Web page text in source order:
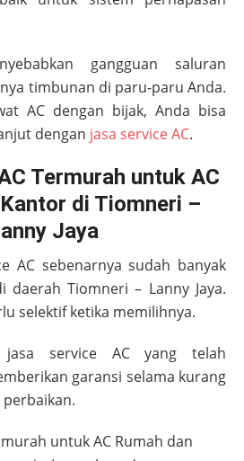
gangguan saluran
timbunan di paru-paru Anda.
AC dengan bijak, Anda bisa
dengan jasa service AC.
Termurah untuk AC
di Tiomneri –
Jaya
AC sebenarnya sudah banyak
daerahTiomneri – Lanny Jaya.
selektif ketika memilihnya.
jasa service AC yang telah
garansi selama kurang